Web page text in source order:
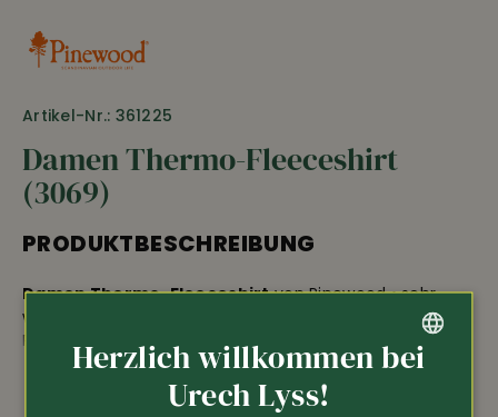
Artikel-Nr.: 361225
Damen Thermo-Fleeceshirt
(3069)
PRODUKTBESCHREIBUNG
Damen Thermo-Fleeceshirtvon Pinewood • sehr
weiches, warmes und atmungsaktives Fleece •
Reissverschluss vorne •
leicht taillierter Schnitt
• Länge ca. 68 cm • 100% Polyester • 40°C Wäsche
Herzlich willkommen bei
Urech Lyss!